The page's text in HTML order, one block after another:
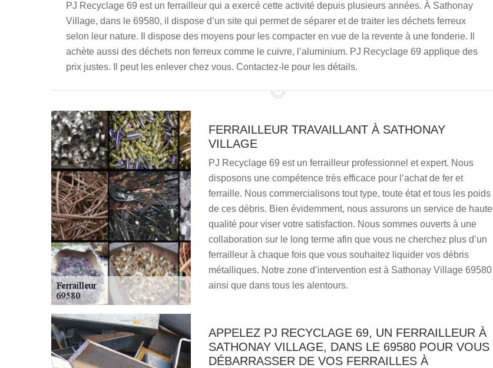
PJ Recyclage 69 est un ferrailleur qui a exercé cette activité depuis plusieurs années. À Sathonay
Village, dans le 69580, il dispose d’un site qui permet de séparer et de traiter les déchets ferreux
selon leur nature. Il dispose des moyens pour les compacter en vue de la revente à une fonderie. Il
achète aussi des déchets non ferreux comme le cuivre, l’aluminium. PJ Recyclage 69 applique des
prix justes. Il peut les enlever chez vous. Contactez-le pour les détails.
FERRAILLEUR TRAVAILLANT À SATHONAY
VILLAGE
PJ Recyclage 69 est un ferrailleur professionnel et expert. Nous
disposons une compétence très efficace pour l’achat de fer et
ferraille. Nous commercialisons tout type, toute état et tous les poids
de ces débris. Bien évidemment, nous assurons un service de haute
qualité pour viser votre satisfaction. Nous sommes ouverts à une
collaboration sur le long terme afin que vous ne cherchez plus d’un
ferrailleur à chaque fois que vous souhaitez liquider vos débris
métalliques. Notre zone d’intervention est à Sathonay Village 69580
ainsi que dans tous les alentours.
APPELEZ PJ RECYCLAGE 69, UN FERRAILLEUR À
SATHONAY VILLAGE, DANS LE 69580 POUR VOUS
DÉBARRASSER DE VOS FERRAILLES À